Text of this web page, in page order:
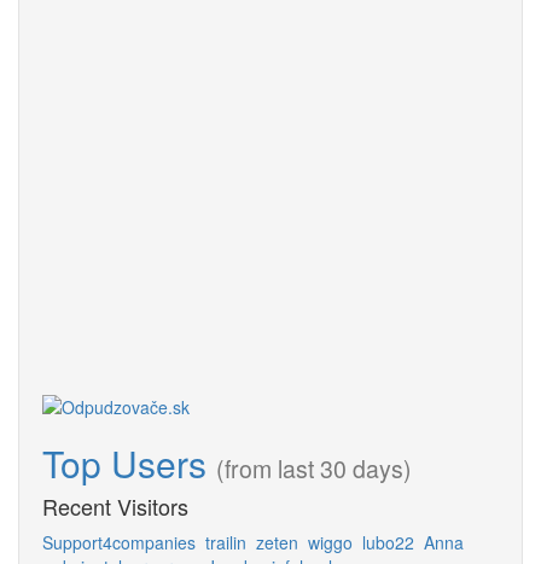
Top Users (from last 30 days)
Recent Visitors
Support4companies trailin zeten wiggo lubo22 Anna